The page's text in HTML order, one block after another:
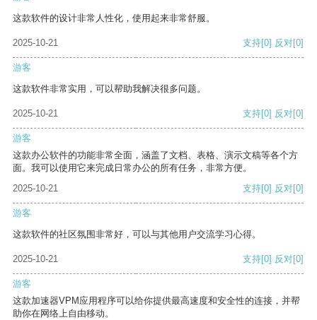
这款软件的设计非常人性化，使用起来非常舒服。
2025-10-21 支持[0] 反对[0]
游客
这款软件非常实用，可以帮助我解决很多问题。
2025-10-21 支持[0] 反对[0]
游客
这款办公软件的功能非常全面，涵盖了文档、表格、演示文稿等各个方
面。我可以使用它来完成日常办公的所有任务，非常方便。
2025-10-21
支持[0] 反对[0]
游客
这款软件的社区氛围非常好，可以与其他用户交流学习心得。
2025-10-21 支持[0] 反对[0]
游客
这款加速器VPM应用程序可以给你提供最高速度和安全性的连接，并帮
助你在网络上自由移动。